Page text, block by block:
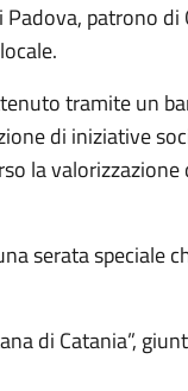
patrono di
tramite un
di iniziative
la
serata speciale
di Catania”,